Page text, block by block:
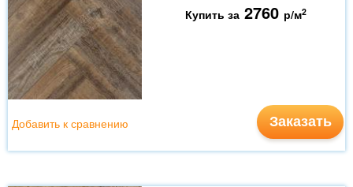
Купить за 2760 р/м2
Заказать
Добавить к сравнению